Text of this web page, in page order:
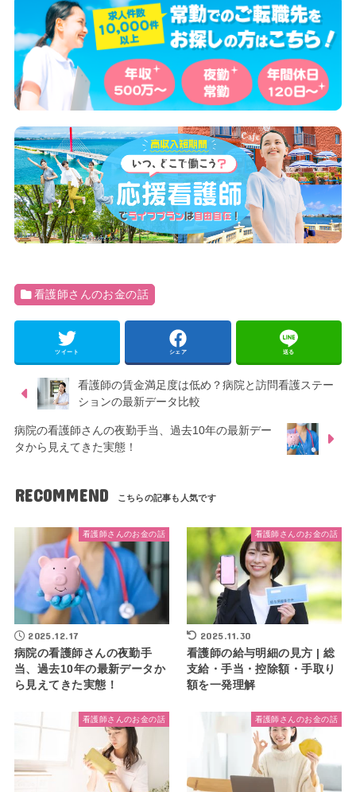
看護師さんのお金の話
ツイート シェア 送る
看護師の賃金満足度は低め？病院と訪問看護ステー
ションの最新データ比較
病院の看護師さんの夜勤手当、過去10年の最新デー
タから見えてきた実態！
RECOMMEND
看護師さんのお金の話
2025.12.17
病院の看護師さんの夜勤手
当、過去10年の最新データか
ら見えてきた実態！
看護師さんのお金の話
2025.11.30
看護師の給与明細の見方 | 総
支給・手当・控除額・手取り
額を一発理解
看護師さんのお金の話 看護師さんのお金の話